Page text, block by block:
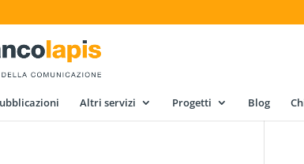
Altri servizi Progetti Blog